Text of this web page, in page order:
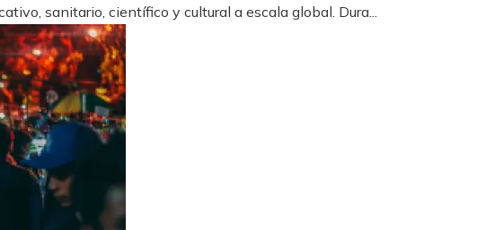
sanitario, científico y cultural a escala global. Dura...